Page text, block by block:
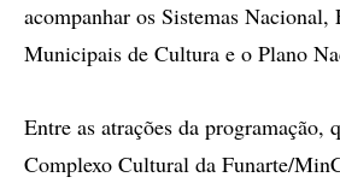
acompanhar os Sistemas Nacional,
Municipais de Cultura e o Plano
Entre as atrações da programação,
Complexo Cultural da Funarte/